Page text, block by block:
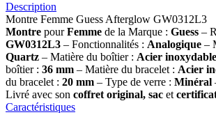
Description
Montre Femme Guess Afterglow GW0312L3
Montre pourFemme de la Marque : Guess –
GW0312L3 – Fonctionnalités : Analogique –
Quartz – Matière du boîtier : Acier inoxydable
boîtier : 36 mm – Matière du bracelet : Acier
du bracelet : 20 mm – Type de verre : Minéral
Livré avec son coffret original, sac et
Caractéristiques